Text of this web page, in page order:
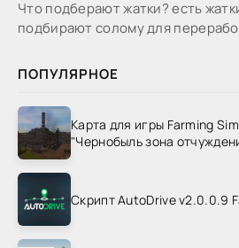
Что подберают жатки? есть
подбирают солому для
ПОПУЛЯРНОЕ
Карта для игры Farming
"Чернобыль зона
Скрипт AutoDrive v2.0.0.9